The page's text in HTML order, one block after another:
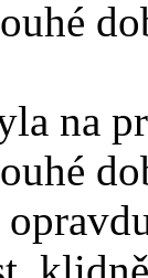
na